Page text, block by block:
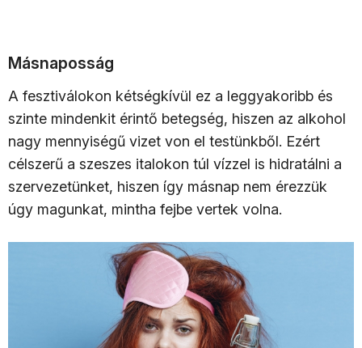
Másnaposság
A fesztiválokon kétségkívül ez a leggyakoribb és
szinte mindenkit érintő betegség, hiszen az alkohol
nagy mennyiségű vizet von el testünkből. Ezért
célszerű a szeszes italokon túl vízzel is hidratálni a
szervezetünket, hiszen így másnap nem érezzük
úgy magunkat, mintha fejbe vertek volna.